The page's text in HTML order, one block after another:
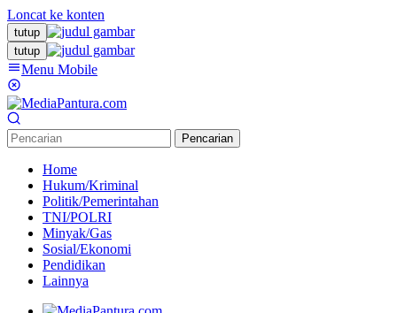
Loncat ke konten
tutup
tutup
Menu Mobile
Pencarian
Home
Hukum/Kriminal
Politik/Pemerintahan
TNI/POLRI
Minyak/Gas
Sosial/Ekonomi
Pendidikan
Lainnya